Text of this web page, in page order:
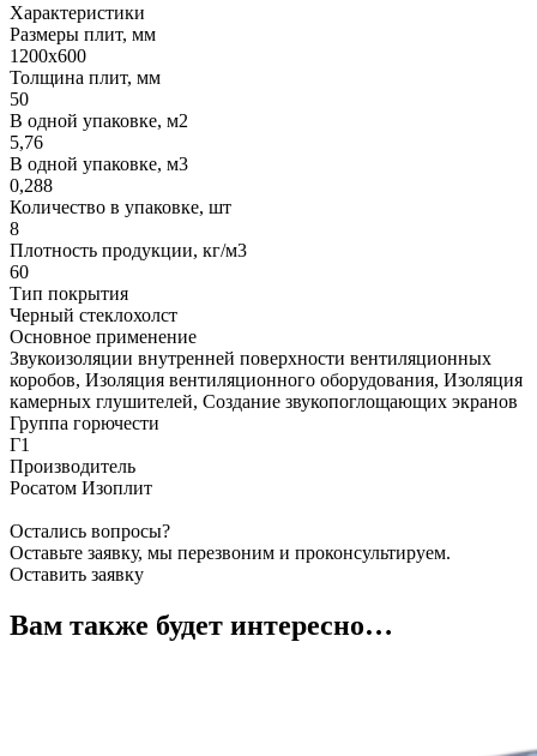
Характеристики
Размеры плит, мм
1200х600
Толщина плит, мм
50
В одной упаковке, м2
5,76
В одной упаковке, м3
0,288
Количество в упаковке, шт
8
Плотность продукции, кг/м3
60
Тип покрытия
Черный стеклохолст
Основное применение
Звукоизоляции внутренней поверхности вентиляционных
коробов, Изоляция вентиляционного оборудования, Изоляция
камерных глушителей, Создание звукопоглощающих экранов
Группа горючести
Г1
Производитель
Росатом Изоплит
Остались вопросы?
Оставьте заявку, мы перезвоним и проконсультируем.
Оставить заявку
Вам также будет интересно…